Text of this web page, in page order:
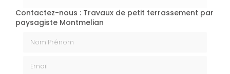
Contactez-nous : Travaux de petit terrassement par
paysagiste Montmelian